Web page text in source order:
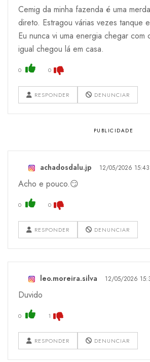
Cemig da minha fazenda é uma
direto. Estragou várias vezes tanque
Eu nunca vi uma energia chegar com
igual chegou lá em casa.
0 0
RESPONDER DENUNCIAR
achadosdalu.jp 12/05/2026 15:43
Acho e pouco.😏
0 0
RESPONDER DENUNCIAR
leo.moreira.silva 12/05/2026
Duvido
0 1
RESPONDER DENUNCIAR